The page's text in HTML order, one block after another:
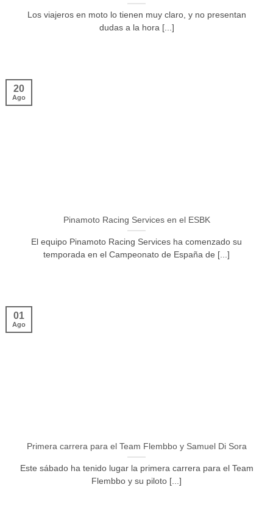
Los viajeros en moto lo tienen muy claro, y no presentan
dudas a la hora [...]
Pinamoto Racing Services en el ESBK
El equipo Pinamoto Racing Services ha comenzado su
temporada en el Campeonato de España de [...]
20
Ago
Primera carrera para el Team Flembbo y Samuel Di Sora
Este sábado ha tenido lugar la primera carrera para el Team
Flembbo y su piloto [...]
01
Ago